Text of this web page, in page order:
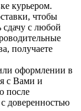
курьером.
чтобы
сдачу с любой
получаете
оформлении в
с Вами и
после
доверенностью